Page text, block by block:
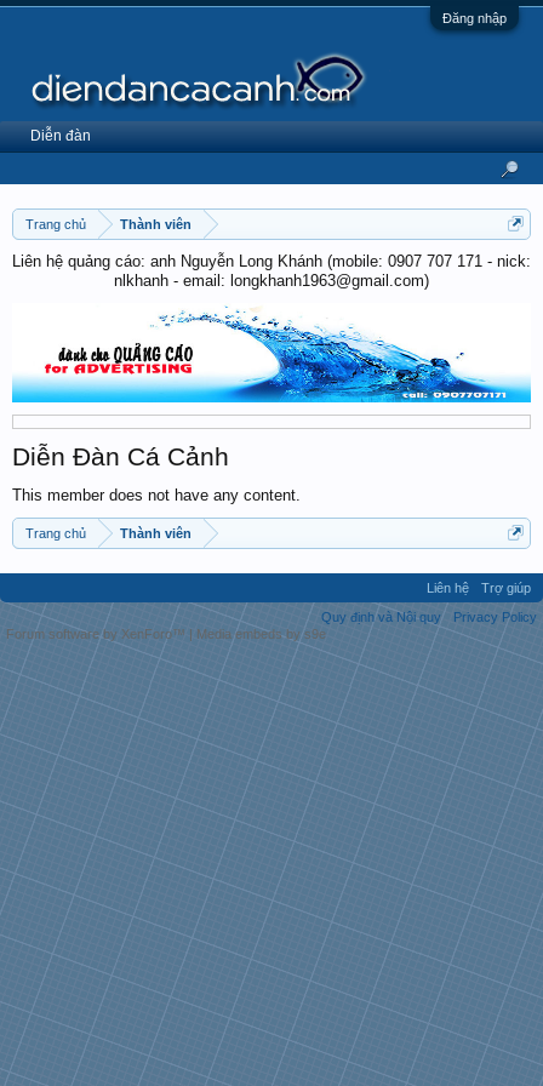
Đăng nhập
Trang chủ Thành viên
Liên hệ quảng cáo: anh Nguyễn Long Khánh (mobile: 0907 707 171 - nick:
nlkhanh - email: longkhanh1963@gmail.com)
Diễn Đàn Cá Cảnh
This member does not have any content.
Trang chủ Thành viên
Diễn đàn
Liên hệ
Trợ giúp
Quy định và Nội quy
Privacy Policy
Forum software by XenForo™ | Media embeds by s9e